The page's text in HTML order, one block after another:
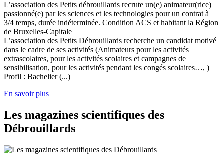
L’association des Petits débrouillards recrute un(e) animateur(rice)
passionné(e) par les sciences et les technologies pour un contrat à
3/4 temps, durée indéterminée. Condition ACS et habitant la Région
de Bruxelles-Capitale
L’association des Petits Débrouillards recherche un candidat motivé
dans le cadre de ses activités (Animateurs pour les activités
extrascolaires, pour les activités scolaires et campagnes de
sensibilisation, pour les activités pendant les congés scolaires…, )
Profil : Bachelier (...)
En savoir plus
Les magazines scientifiques des
Débrouillards